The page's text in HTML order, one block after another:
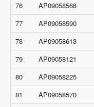
76
AP09058568
77
AP09058590
78
AP09058613
79
AP09058121
80
AP09058225
81
AP09058570